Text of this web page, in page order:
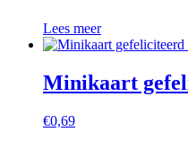
Lees meer
Minikaart
€0,69